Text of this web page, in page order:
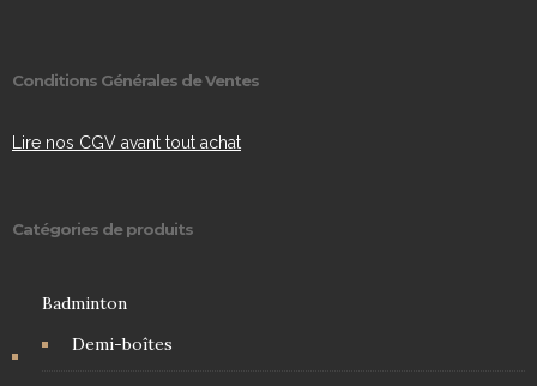
Conditions Générales de Ventes
Lire nos CGV avant tout achat
Catégories de produits
Badminton
Demi-boîtes